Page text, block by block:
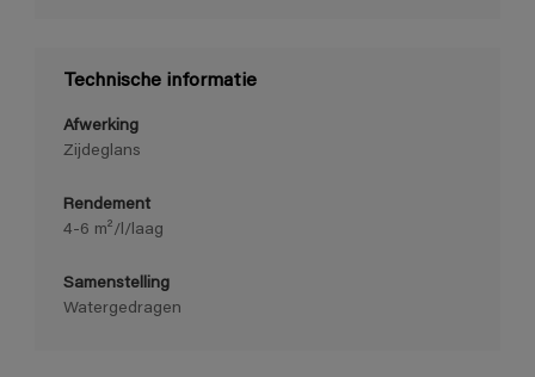
Technische informatie
Afwerking
Zijdeglans
Rendement
4-6 m²/l/laag
Samenstelling
Watergedragen